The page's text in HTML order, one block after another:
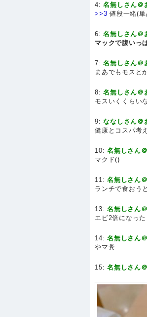
4:名無しさん＠
>>3 値段一緒(
6:名無しさん＠
マックで腹いっ
7:名無しさん＠
まあでもモスと
8:名無しさん＠
モスいくくらい
9:ななしさん＠
健康とコスパ考
10:名無しさん
マクド()
11:名無しさん
ランチで食おう
13:名無しさん
エビ2倍になっ
14:名無しさん
やマ糞
15:名無しさん